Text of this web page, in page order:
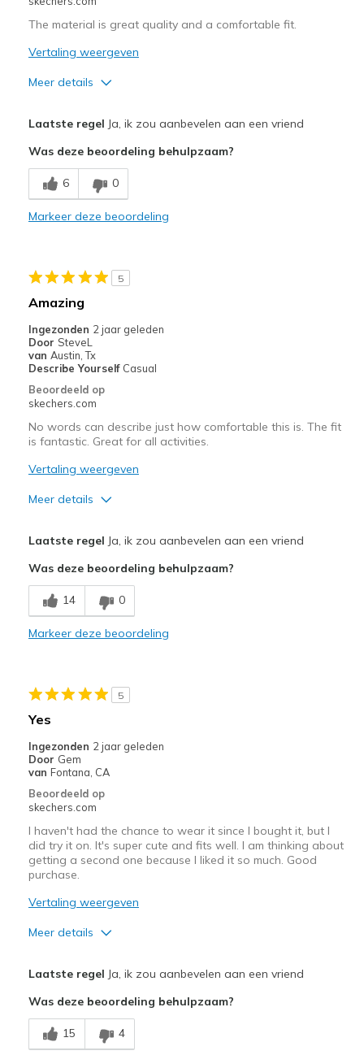
The material is great quality and a comfortable fit.
Vertaling weergeven
Meer details
Beste toepassingen
Special Occasions
View On Shoes
Shoes are for Wearing
Laatste regel Ja, ik zou aanbevelen aan een vriend
Was deze beoordeling behulpzaam?
6 0
Markeer deze beoordeling
5
Amazing
Ingezonden 2 jaar geleden
Door SteveL
van Austin, Tx
Describe Yourself Casual
Beoordeeld op
skechers.com
No words can describe just how comfortable this is. The fit
is fantastic. Great for all activities.
Vertaling weergeven
Meer details
Breathe Well
Comfortable
Beste toepassingen
Width
Sizing
View On Shoes
Laatste regel Ja, ik zou aanbevelen aan een vriend
Was deze beoordeling behulpzaam?
14 0
Markeer deze beoordeling
5
Yes
Ingezonden 2 jaar geleden
Door Gem
van Fontana, CA
Beoordeeld op
skechers.com
I haven't had the chance to wear it since I bought it, but I
did try it on. It's super cute and fits well. I am thinking about
getting a second one because I liked it so much. Good
purchase.
Vertaling weergeven
Meer details
Breathe Well
Comfortable
Laatste regel Ja, ik zou aanbevelen aan een vriend
Was deze beoordeling behulpzaam?
15 4